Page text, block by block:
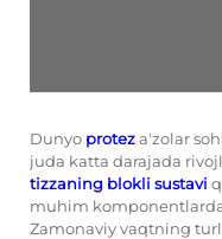
Dunyo proteza'zolar
juda katta darajada
tizzaning blokli sustavi
muhim
Zamonaviy vaqtning